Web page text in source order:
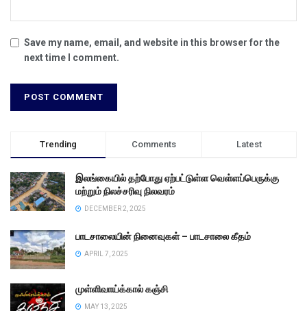
Save my name, email, and website in this browser for the
next time I comment.
Trending Comments Latest
இலங்கையில் தற்போது ஏற்பட்டுள்ள வெள்ளப்பெருக்கு
மற்றும் நிலச்சரிவு நிலவரம்
DECEMBER 2, 2025
பாடசாலையின் நினைவுகள் – பாடசாலை கீதம்
APRIL 7, 2025
முள்ளிவாய்க்கால் கஞ்சி
MAY 13, 2025